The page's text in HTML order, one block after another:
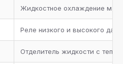
клапана с трехходовым
Жидкостное охлаждение
Реле низкого и высокого
Отделитель жидкости с